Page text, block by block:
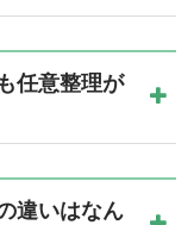
任意整理が
違いはなん